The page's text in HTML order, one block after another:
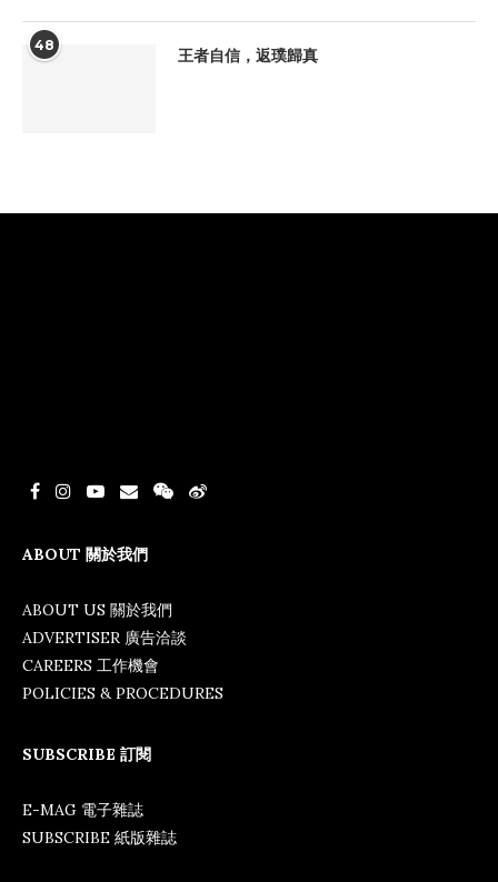
48 王者自信，返璞歸真
ABOUT 關於我們
ABOUT US 關於我們
ADVERTISER 廣告洽談
CAREERS 工作機會
POLICIES & PROCEDURES
SUBSCRIBE 訂閱
E-MAG 電子雜誌
SUBSCRIBE 紙版雜誌